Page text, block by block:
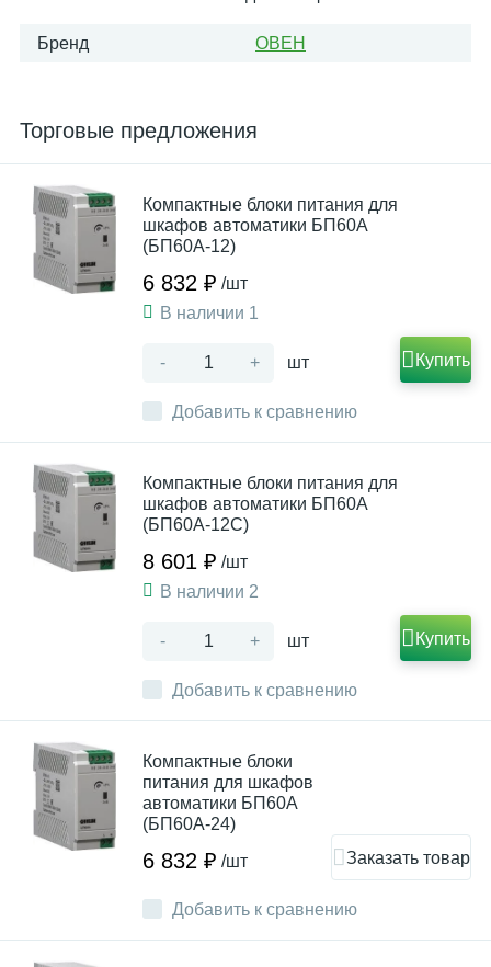
Бренд ОВЕН
Торговые предложения
Добавить к сравнению
Компактные блоки питания для
шкафов автоматики БП60А
(БП60А-12)
6 832 ₽ /шт
В наличии 1
- + шт Купить
Добавить к сравнению
Компактные блоки питания для
шкафов автоматики БП60А
(БП60А-12С)
8 601 ₽ /шт
В наличии 2
- + шт Купить
Добавить к сравнению
Компактные блоки
питания для шкафов
автоматики БП60А
(БП60А-24)
6 832 ₽ /шт Заказать товар